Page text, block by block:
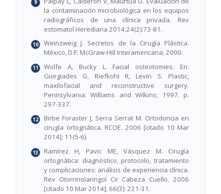
la contaminación microbiológica en los equipos
radiográficos de una clínica privada. Rev
estomatol Herediana 2014;24(2):73-81.
Weinzweig J. Secretos de la Cirugía Plástica.
México, D.F: McGraw-Hill Interamericana; 2000.
Wolfe A, Bucky L. Facial osteotomies. En:
Giorgiades G, Riefkohl R, Levin S. Plastic,
maxilofacial and reconstructive surgery.
Pennsylvania: Williams and Wilkins; 1997. p.
297-337.
Birbe Foraster J, Serra Serrat M. Ortodoncia en
cirugía ortognática. RCOE. 2006 [citado 10 Mar
2014]; 11(5-6).
Ramírez H, Pavic ME, Vásquez M. Cirugía
ortognática: diagnóstico, protocolo, tratamiento
y complicaciones: análisis de experiencia clínica.
Rev Otorrinolaringol Cir Cabeza Cuello. 2006
[citado 10 Mar 2014]; 66(3): 221-31.